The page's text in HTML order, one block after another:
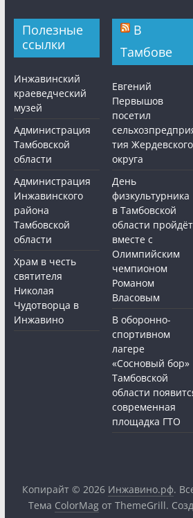
Полезные
ссылки
Инжавинский
краеведческий
музей
Администрация
Тамбовской
области
Администрация
Инжавинского
района
Тамбовской
области
Храм в честь
святителя
Николая
Чудотворца в
Инжавино
В
Тамбове
Евгений
Первышов
посетил
тия Жердевского
округа
День
физкультурника
в Тамбовской
области пройдёт
вместе с
Олимпийским
чемпионом
Романом
Власовым
В оборонно-
спортивном
лагере
«Сосновый бор»
Тамбовской
области
современная
площадка ГТО
Копирайт © 2026 Инжавино.рф.
Тема ColorMag от ThemeGrill.